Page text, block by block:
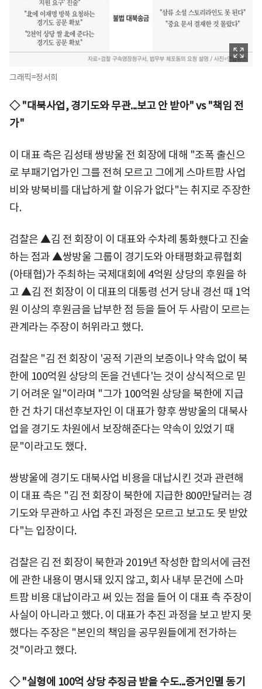
그래픽=정서희
◇ "대북사업, 경기도와 무관...보고 안 받아" vs "책임 전
가"
이 대표 측은 김성태 쌍방울 전 회장에 대해 "조폭 출신으
로 부패기업가인 그를 전혀 모르고 그에게 스마트팜 사업
비와 방북비를 대납하게 할 이유가 없다"는 취지로 주장한
다.
검찰은 ▲김 전 회장이 이 대표와 수차례 통화헀다고 진술
하는 점과 ▲쌍방울 그룹이 경기도와 아태평화교류협회
(아태협)가 주최하는 국제대회에 4억원 상당의 후원을 하
고 ▲김 전 회장이 이 대표의 대통령 선거 당내 경선 때 1억
원 이상의 후원금을 납부한 점 등을 들어 두 사람이 모르는
관계라는 주장이 허위라고 했다.
검찰은 "김 전 회장이 '공적 기관의 보증이나 약속 없이 북
한에 100억원 상당의 돈을 건넨다'는 것이 상식적으로 믿
기 어려운 일"이라며 "그가 100억원 상당을 북한에 지급
한 건 차기 대선후보자인 이 대표가 향후 쌍방울의 대북사
업을 경기도 차원에서 보장해준다는 약속이 있었기 때
문"이라고도 했다.
쌍방울에 경기도 대북사업 비용을 대납시킨 것과 관련해
이 대표 측은 "김 전 회장이 북한에 지급한 800만달러는 경
기도와 무관하고 사업 추진 과정은 모르고 보고도 못 받았
다"는 입장이다.
검찰은 김 전 회장이 북한과 2019년 작성한 합의서에 금전
에 관한 내용이 명시돼 있지 않고, 회사 내부 문건에 스마
트팜 비용 대납이라고 써 있는 점을 들어 이 대표 측 주장이
사실이 아니라고 했다. 이 대표가 추진 과정을 보고 받지 못
했다는 주장은 "본인의 책임을 공무원들에게 전가하는
것"이라고 했다.
◇ "실형에 100억 상당 추징금 받을 수도...증거인멸 동기